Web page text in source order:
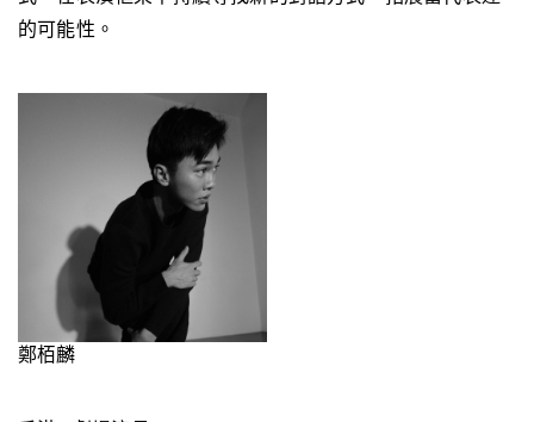
的可能性。
鄭栢麟